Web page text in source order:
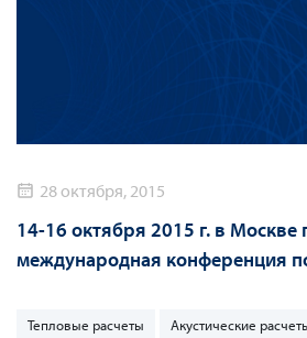
28 октября, 2015
14-16 октября 2015 г. в
международная конференция
Тепловые расчеты Акустические